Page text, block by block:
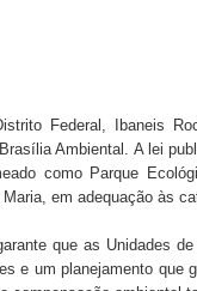
Federal, Ibaneis
Ambiental. A lei
como Parque
em adequação às
que as Unidades
e um planejamento que